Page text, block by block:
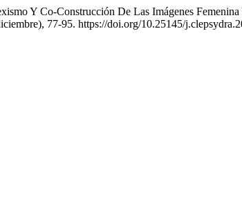
Y Co-Construcción De Las Imágenes
77-95. https://doi.org/10.25145/